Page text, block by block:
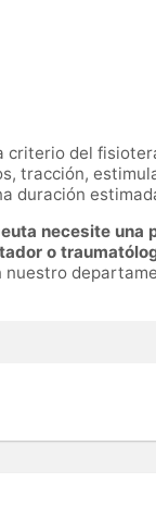
criterio del
tracción,
duración
necesite una
o